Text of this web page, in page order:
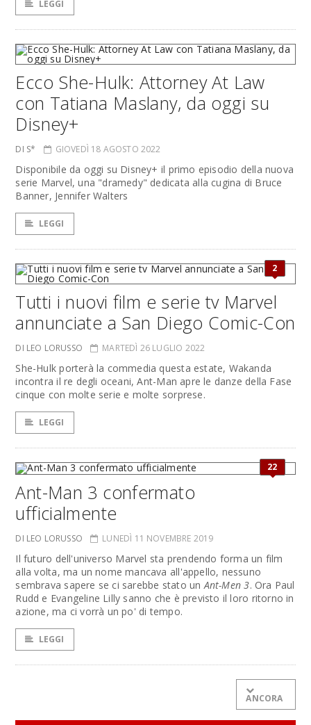
LEGGI
Ecco She-Hulk: Attorney At Law
con Tatiana Maslany, da oggi su
Disney+
DI S* GIOVEDÌ 18 AGOSTO 2022
Disponibile da oggi su Disney+ il primo episodio della nuova
serie Marvel, una "dramedy" dedicata alla cugina di Bruce
Banner, Jennifer Walters
LEGGI
2
Tutti i nuovi film e serie tv Marvel
annunciate a San Diego Comic-Con
DI LEO LORUSSO MARTEDÌ 26 LUGLIO 2022
She-Hulk porterà la commedia questa estate, Wakanda
incontra il re degli oceani, Ant-Man apre le danze della Fase
cinque con molte serie e molte sorprese.
LEGGI
22
Ant-Man 3 confermato
ufficialmente
DI LEO LORUSSO LUNEDÌ 11 NOVEMBRE 2019
Il futuro dell'universo Marvel sta prendendo forma un film
alla volta, ma un nome mancava all'appello, nessuno
sembrava sapere se ci sarebbe stato unAnt-Men 3. Ora Paul
Rudd e Evangeline Lilly sanno che è previsto il loro ritorno in
azione, ma ci vorrà un po' di tempo.
LEGGI
ANCORA